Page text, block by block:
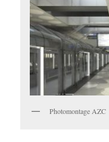
Photomontage AZC